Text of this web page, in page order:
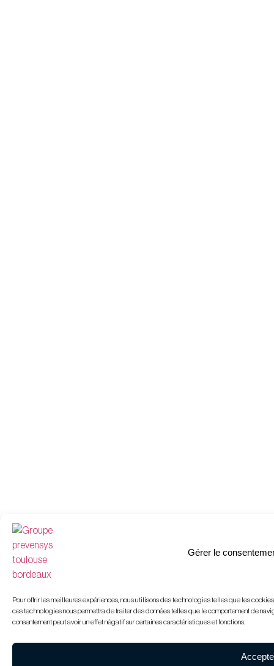
Gérer le
Pour offrir les meilleures expériences, nous utilisons des technologies telles que les
ces technologies nous permettra de traiter des données telles que le comportement de
consentement peut avoir un effet négatif sur certaines caractéristiques et fonctions.